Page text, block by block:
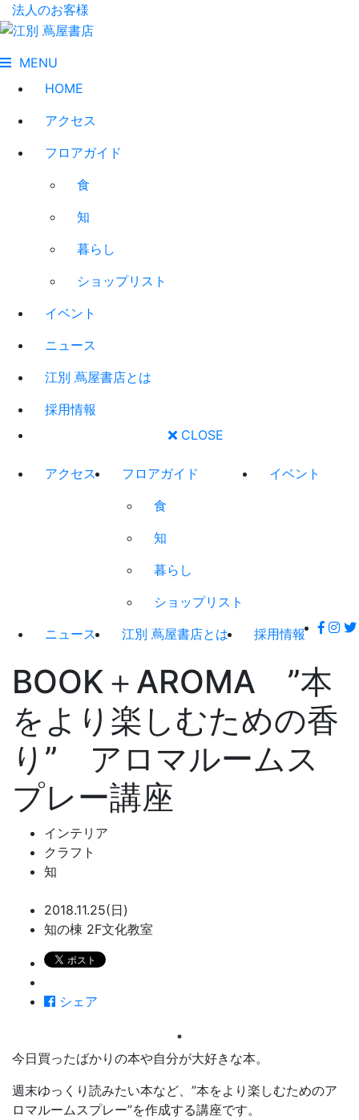
法人のお客様
MENU
HOME
アクセス
フロアガイド
食
知
暮らし
ショップリスト
イベント
ニュース
江別 蔦屋書店とは
採用情報
CLOSE
アクセス
フロアガイド
食
知
暮らし
ショップリスト
イベント
ニュース 江別 蔦屋書店とは 採用情報
BOOK＋AROMA ”本
をより楽しむための香
り” アロマルームス
プレー講座
インテリア
クラフト
知
2018.11.25(日)
知の棟 2F文化教室
シェア
今日買ったばかりの本や自分が大好きな本。
週末ゆっくり読みたい本など、”本をより楽しむためのア
ロマルームスプレー”を作成する講座です。